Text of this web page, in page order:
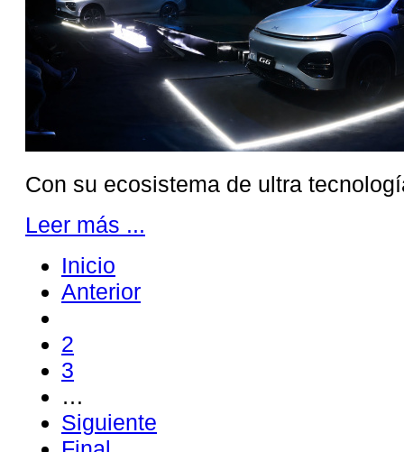
Con su ecosistema de ultra
Leer más ...
Inicio
Anterior
2
3
…
Siguiente